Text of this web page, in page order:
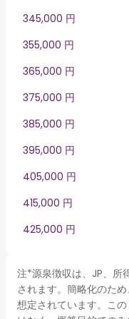
345,000 円
355,000 円
365,000 円
375,000 円
385,000 円
395,000 円
405,000 円
415,000 円
425,000 円
注*源泉徴収は、JP、所
されます。簡略化のた
想定されています。こ